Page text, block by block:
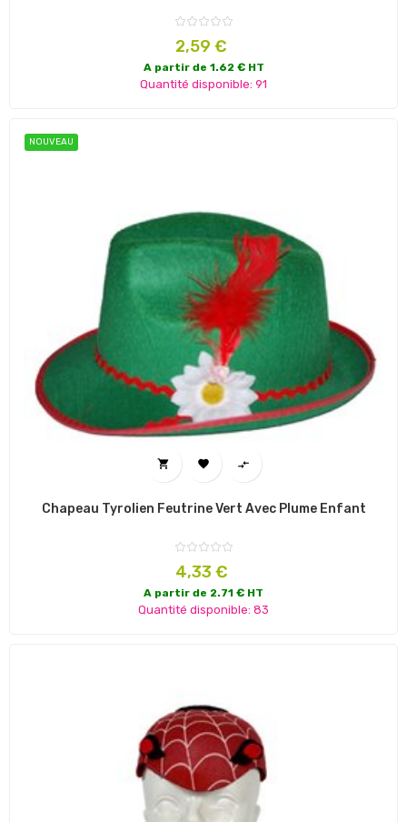
Prix
2,59 €
A partir de 1.62 € HT
Quantité disponible: 91
NOUVEAU
  
Chapeau Tyrolien Feutrine Vert Avec Plume Enfant
Prix
4,33 €
A partir de 2.71 € HT
Quantité disponible: 83